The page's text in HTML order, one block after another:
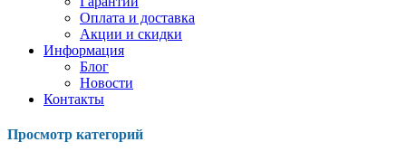
Оплата и доставка
Акции и скидки
Информация
Блог
Новости
Контакты
Просмотр категорий